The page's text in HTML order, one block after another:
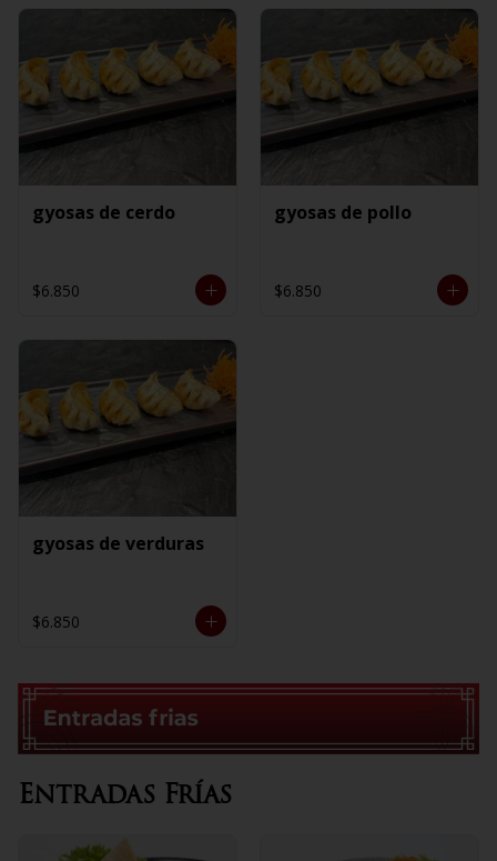
gyosas de cerdo
$6.850
gyosas de pollo
$6.850
gyosas de verduras
$6.850
Entradas Frías